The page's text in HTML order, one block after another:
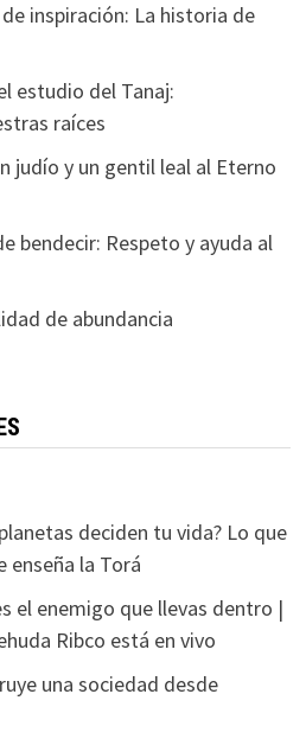
inspiración: La historia de
estudio del Tanaj:
raíces
judío y un gentil leal al Eterno
bendecir: Respeto y ayuda al
de abundancia
deciden tu vida? Lo que
la Torá
el enemigo que llevas dentro |
Ribco está en vivo
una sociedad desde